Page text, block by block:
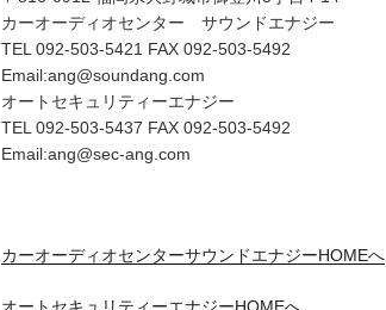
カーオーディオセンター サウンドエナジー
TEL 092-503-5421 FAX 092-503-5492
Email:ang@soundang.com
オートセキュリティーエナジー
TEL 092-503-5437 FAX 092-503-5492
Email:ang@sec-ang.com
カーオーディオセンターサウンドエナジーHOMEへ